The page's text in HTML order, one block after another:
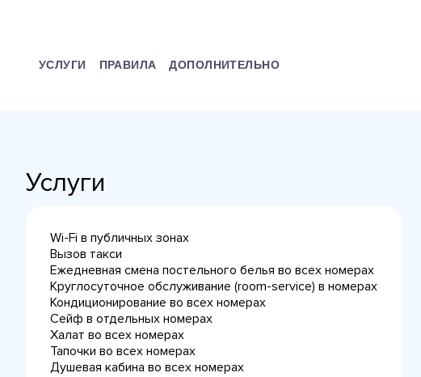
УСЛУГИ ПРАВИЛА ДОПОЛНИТЕЛЬНО
Услуги
Wi-Fi в публичных зонах
Вызов такси
Ежедневная cмена постельного белья во всех номерах
Круглосуточное обслуживание (room-service) в номерах
Кондиционирование во всех номерах
Сейф в отдельных номерах
Халат во всех номерах
Тапочки во всех номерах
Душевая кабина во всех номерах